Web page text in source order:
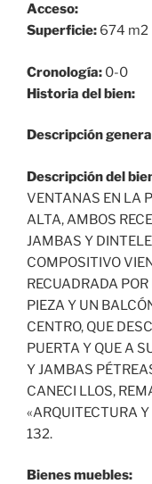
Acceso:
Superficie: 674 m2
Cronología: 0-0
Historia del bien:
Descripción
Descripción del
VENTANAS EN LA
ALTA, AMBOS
JAMBAS Y
COMPOSITIVO
RECUADRADA
PIEZA Y UN
CENTRO, QUE
PUERTA Y QUE A
Y JAMBAS
CANECI LLOS,
«ARQUITECTURA
132.
Bienes muebles: